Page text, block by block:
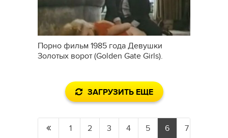
Порно фильм 1985 года Девушки
Золотых ворот (Golden Gate Girls).
ЗАГРУЗИТЬ ЕЩЕ
1 2 3 4 5 6 7